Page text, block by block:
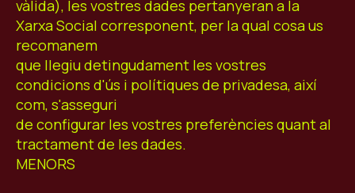
vàlida), les vostres dades pertanyeran a la
Xarxa Social corresponent, per la qual cosa us
recomanem
que llegiu detingudament les vostres
condicions d'ús i polítiques de privadesa, així
com, s'asseguri
de configurar les vostres preferències quant al
tractament de les dades.
MENORS